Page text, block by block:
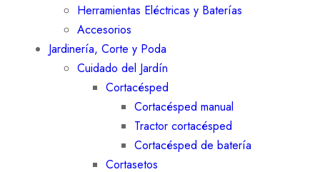
Herramientas Eléctricas y Baterías
Accesorios
Jardinería, Corte y Poda
Cuidado del Jardín
Cortacésped
Cortacésped manual
Tractor cortacésped
Cortacésped de batería
Cortasetos